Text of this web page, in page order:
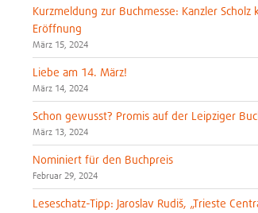
Kurzmeldung zur Buchmesse: Kanzler Scholz
Eröffnung
März 15, 2024
Liebe am 14. März!
März 14, 2024
Schon gewusst? Promis auf der Leipziger
März 13, 2024
Nominiert für den Buchpreis
Februar 29, 2024
Leseschatz-Tipp: Jaroslav Rudiš, „Trieste